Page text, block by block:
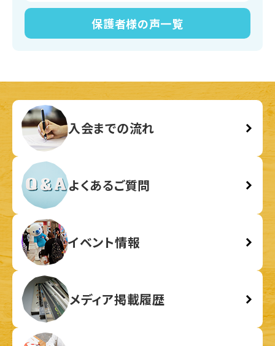
保護者様の声一覧
入会までの流れ
よくあるご質問
イベント情報
メディア掲載履歴